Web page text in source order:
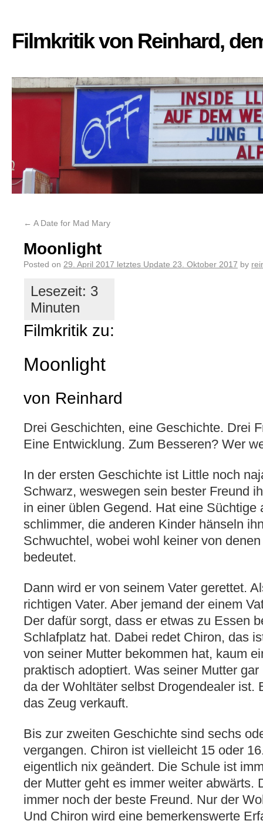
Filmkritik von Reinhard,
← A Date for Mad Mary
Moonlight
Posted on 29. April 2017 letztes Update 23. Oktober 2017 by
Filmkritik zu:
Moonlight
von Reinhard
Drei Geschichten, eine Geschichte. Drei
Eine Entwicklung. Zum Besseren? Wer
In der ersten Geschichte ist Little noch
Schwarz, weswegen sein bester Freund
in einer üblen Gegend. Hat eine Süchtige
schlimmer, die anderen Kinder hänseln
Schwuchtel, wobei wohl keiner von
bedeutet.
Dann wird er von seinem Vater gerettet.
richtigen Vater. Aber jemand der einem
Der dafür sorgt, dass er etwas zu Essen
Schlafplatz hat. Dabei redet Chiron, das
von seiner Mutter bekommen hat, kaum
praktisch adoptiert. Was seiner Mutter
da der Wohltäter selbst Drogendealer ist.
das Zeug verkauft.
Bis zur zweiten Geschichte sind sechs
vergangen. Chiron ist vielleicht 15 oder
eigentlich nix geändert. Die Schule ist
der Mutter geht es immer weiter abwärts.
immer noch der beste Freund. Nur der
Und Chiron wird eine bemerkenswerte